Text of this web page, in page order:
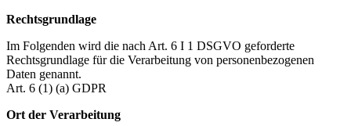
Rechtsgrundlage
Im Folgenden wird die nach Art. 6 I 1 DSGVO geforderte
Rechtsgrundlage für die Verarbeitung von personenbezogenen
Daten genannt.
Art. 6 (1) (a) GDPR
Ort der Verarbeitung